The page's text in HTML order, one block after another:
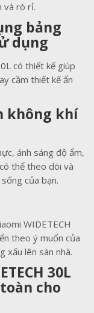
và rò rỉ.
bảng
dụng
có thiết kế giúp
cầm thiết kế ẩn
không khí
ánh sáng độ ẩm,
thể theo dõi và
của bạn.
WIDETECH
theo ý muốn của
xấu lên sàn nhà.
30L
cho